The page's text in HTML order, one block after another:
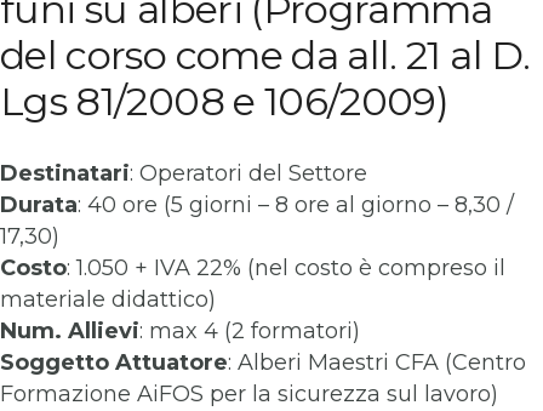
del corso come da all. 21 al D.
Lgs 81/2008 e 106/2009)
Destinatari: Operatori del Settore
Durata: 40 ore (5 giorni – 8 ore al giorno – 8,30 /
17,30)
Costo: 1.050 + IVA 22% (nel costo è compreso il
materiale didattico)
Num. Allievi: max 4 (2 formatori)
Soggetto Attuatore: Alberi Maestri CFA (Centro
Formazione AiFOS per la sicurezza sul lavoro)